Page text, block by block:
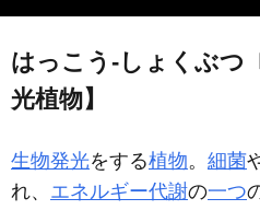
はっこう‐しょくぶつ
光植物】
生物発光をする植物。 細菌
れ、 エネルギー代謝の一つ